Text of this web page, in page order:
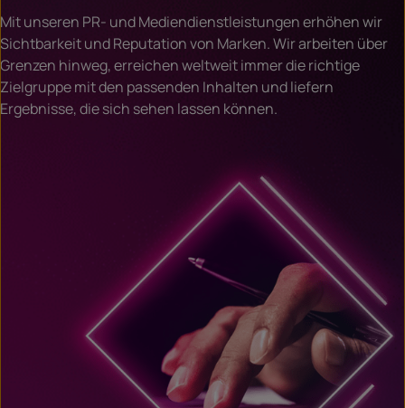
Mit unseren PR- und Mediendienstleistungen erhöhen wir
Sichtbarkeit und Reputation von Marken. Wir arbeiten über
Grenzen hinweg, erreichen weltweit immer die richtige
Zielgruppe mit den passenden Inhalten und liefern
Ergebnisse, die sich sehen lassen können.